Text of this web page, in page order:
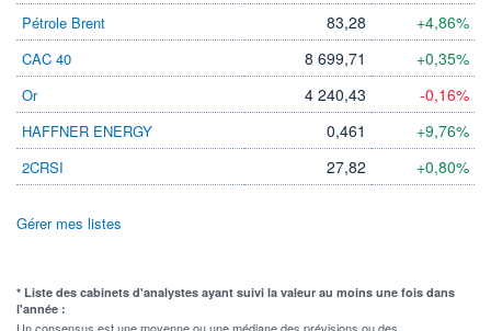
Pétrole Brent 83,28 +4,86%
CAC 40 8 699,71 +0,35%
Or 4 240,43 -0,16%
HAFFNER ENERGY 0,461 +9,76%
2CRSI 27,82 +0,80%
Gérer mes listes
* Liste des cabinets d'analystes ayant suivi la valeur au moins une fois dans
l'année :